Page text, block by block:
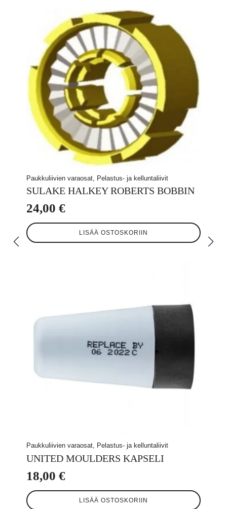
valinnat
tuotteen
sivulla.
Paukkuliivien varaosat, Pelastus- ja kelluntaliivit
SULAKE HALKEY ROBERTS BOBBIN
24,00 €
LISÄÄ OSTOSKORIIN
Paukkuliivien varaosat, Pelastus- ja kelluntaliivit
UNITED MOULDERS KAPSELI
18,00 €
LISÄÄ OSTOSKORIIN